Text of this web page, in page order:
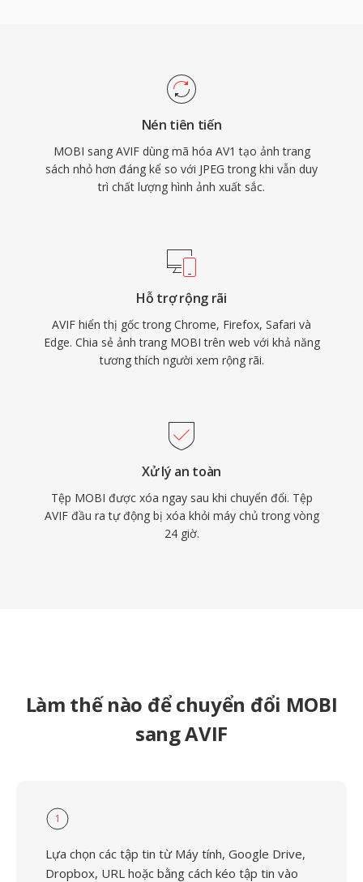
Nén tiên tiến
MOBI sang AVIF dùng mã hóa AV1 tạo ảnh trang
sách nhỏ hơn đáng kể so với JPEG trong khi vẫn duy
trì chất lượng hình ảnh xuất sắc.
Hỗ trợ rộng rãi
AVIF hiển thị gốc trong Chrome, Firefox, Safari và
Edge. Chia sẻ ảnh trang MOBI trên web với khả năng
tương thích người xem rộng rãi.
Xử lý an toàn
Tệp MOBI được xóa ngay sau khi chuyển đổi. Tệp
AVIF đầu ra tự động bị xóa khỏi máy chủ trong vòng
24 giờ.
Làm thế nào để chuyển đổi MOBI
sang AVIF
1
Lựa chọn các tập tin từ Máy tính, Google Drive,
Dropbox, URL hoặc bằng cách kéo tập tin vào